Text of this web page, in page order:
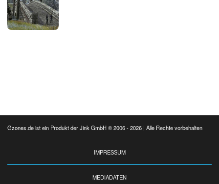
Gzones.de ist ein Produkt der Jink GmbH © 2006 - 2026 | Alle Rechte vorbehalten
IMPRESSUM
MEDIADATEN